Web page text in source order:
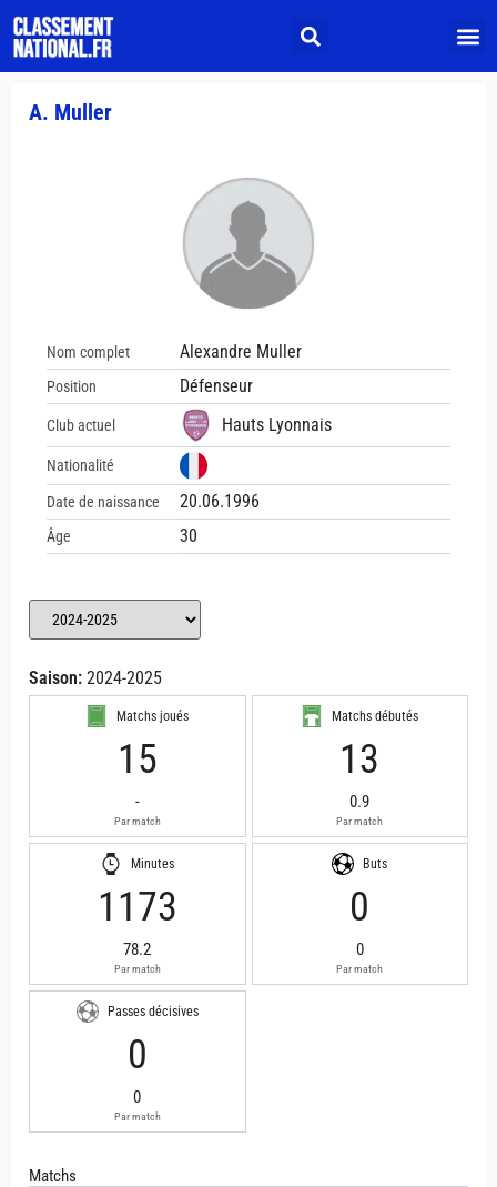
A. Muller
Nom complet Alexandre Muller
Position Défenseur
Club actuel Hauts Lyonnais
Nationalité
Date de naissance 20.06.1996
Âge 30
Saison: 2024-2025
Matchs joués
15
-
Par match
Matchs débutés
13
0.9
Par match
Minutes
1173
78.2
Par match
Buts
0
0
Par match
Passes décisives
0
0
Par match
Matchs